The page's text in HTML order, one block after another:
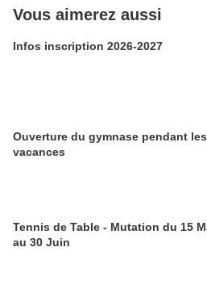
Vous aimerez aussi
Infos inscription 2026-2027
Ouverture du gymnase pendant les
vacances
Tennis de Table - Mutation du 15 Mai
au 30 Juin